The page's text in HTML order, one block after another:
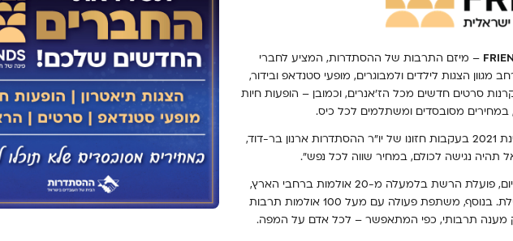
– מיזם התרבות של ההסתדרות, המציע לחברי
מגוון הצגות לילדים ולמבוגרים, מופעי סטנדאפ ובידור,
סרטים חדשים מכל הז'אנרים, וכמובן – הופעות חיות
מסובסדים ומשתלמים לכל כיס.
FRIENDS הוקמה בשנת 2021 בעקבות חזונו של יו"ר ההסתדרות ארנון בר-דוד,
תהיה נגישה לכולם, במחיר שווה לכל נפש".
החל מהקמתה ועד היום, פועלת הרשת בלמעלה מ-20 אולמות ברחבי הארץ,
מקריית שמונה ועד אילת. בנוסף, משתפת פעולה עם מעל 100 אולמות תרבות
מענה תרבותי, כפי המתאפשר – לכל אדם על המפה.